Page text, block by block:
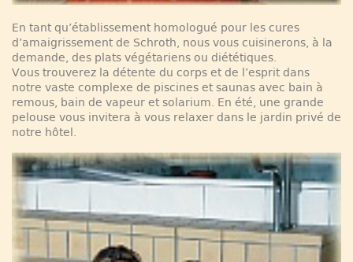
En tant qu’établissement homologué pour les cures
d’amaigrissement de Schroth, nous vous cuisinerons, à la
demande, des plats végétariens ou diététiques.
Vous trouverez la détente du corps et de l’esprit dans
notre vaste complexe de piscines et saunas avec bain à
remous, bain de vapeur et solarium. En été, une grande
pelouse vous invitera à vous relaxer dans le jardin privé de
notre hôtel.